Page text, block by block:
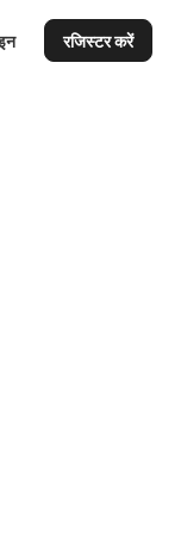
रजिस्टर करें